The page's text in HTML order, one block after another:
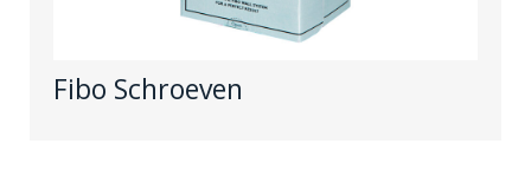
Fibo Schroeven